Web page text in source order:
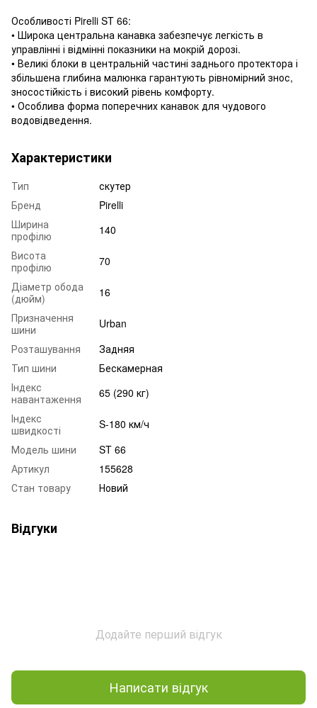
Особливості Pirelli ST 66:
• Широка центральна канавка забезпечує легкість в
управлінні і відмінні показники на мокрій дорозі.
• Великі блоки в центральній частині заднього протектора і
збільшена глибина малюнка гарантують рівномірний знос,
зносостійкість і високий рівень комфорту.
• Особлива форма поперечних канавок для чудового
водовідведення.
Характеристики
Тип
скутер
Бренд
Pirelli
Ширина
профілю
140
Висота
профілю
70
Діаметр обода
(дюйм)
16
Призначення
шини
Urban
Розташування
Задняя
Тип шини
Бескамерная
Індекс
навантаження
65 (290 кг)
Індекс
швидкості
S-180 км/ч
Модель шини
ST 66
Артикул
155628
Стан товару
Новий
Відгуки
Додайте перший відгук
Написати відгук